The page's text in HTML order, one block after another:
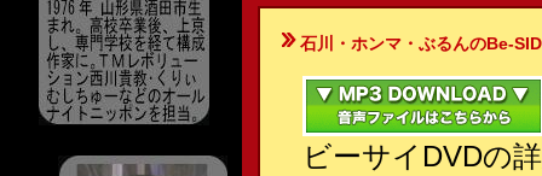
石川・ホンマ・ぶるんのBe-
ビーサイDVDの